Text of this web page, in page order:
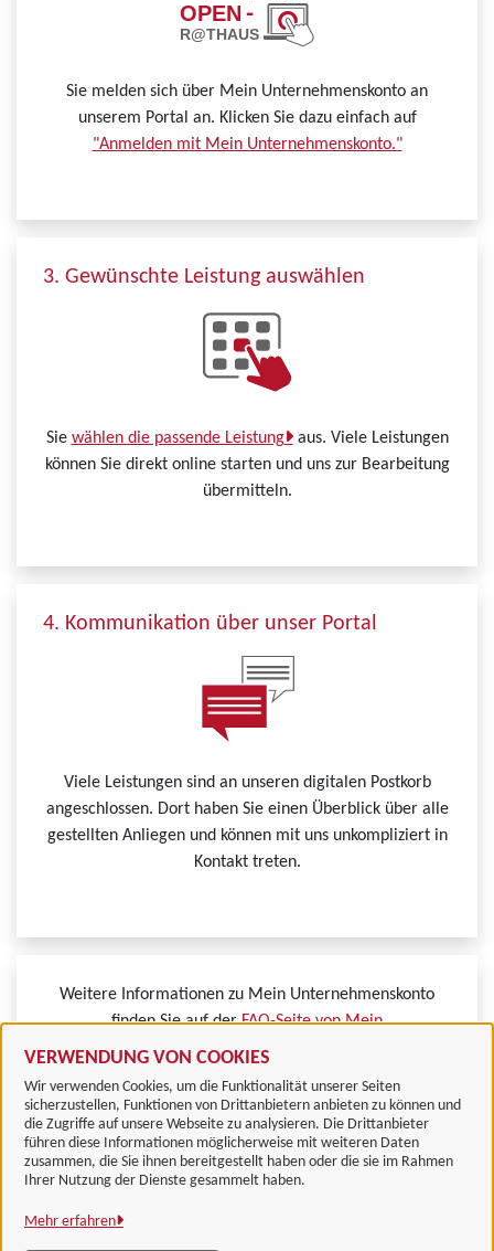
VERWENDUNG VON COOKIES
Wir verwenden Cookies, um die Funktionalität unserer Seiten
sicherzustellen, Funktionen von Drittanbietern anbieten zu können und
die Zugriffe auf unsere Webseite zu analysieren. Die Drittanbieter
führen diese Informationen möglicherweise mit weiteren Daten
zusammen, die Sie ihnen bereitgestellt haben oder die sie im Rahmen
Ihrer Nutzung der Dienste gesammelt haben.
Mehr erfahren
Sie melden sich über Mein Unternehmenskonto an
unserem Portal an. Klicken Sie dazu einfach auf
"Anmelden mit Mein Unternehmenskonto."
3. Gewünschte Leistung auswählen
Sie wählen die passende Leistung aus. Viele Leistungen
können Sie direkt online starten und uns zur Bearbeitung
übermitteln.
4. Kommunikation über unser Portal
Viele Leistungen sind an unseren digitalen Postkorb
angeschlossen. Dort haben Sie einen Überblick über alle
gestellten Anliegen und können mit uns unkompliziert in
Kontakt treten.
Weitere Informationen zu Mein Unternehmenskonto
finden Sie auf derFAQ-Seite von Mein
Unternehmenskonto.
Landkreis Göttingen
Alle Rechte vorbehalten